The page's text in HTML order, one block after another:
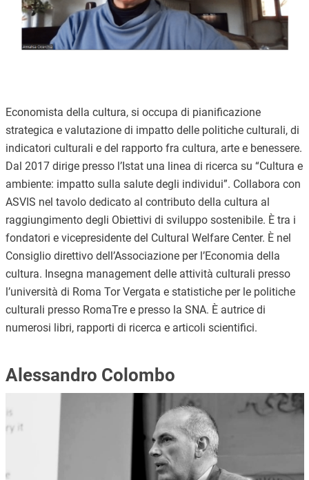
Economista della cultura, si occupa di pianificazione
strategica e valutazione di impatto delle politiche culturali, di
indicatori culturali e del rapporto fra cultura, arte e benessere.
Dal 2017 dirige presso l’Istat una linea di ricerca su “Cultura e
ambiente: impatto sulla salute degli individui”. Collabora con
ASVIS nel tavolo dedicato al contributo della cultura al
raggiungimento degli Obiettivi di sviluppo sostenibile. È tra i
fondatori e vicepresidente del Cultural Welfare Center. È nel
Consiglio direttivo dell’Associazione per l’Economia della
cultura. Insegna management delle attività culturali presso
l’università di Roma Tor Vergata e statistiche per le politiche
culturali presso RomaTre e presso la SNA. È autrice di
numerosi libri, rapporti di ricerca e articoli scientifici.
Alessandro Colombo